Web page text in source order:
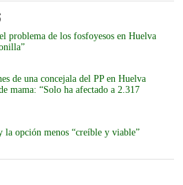
problema de los fosfoyesos en Huelva
de una concejala del PP en Huelva
mama: “Solo ha afectado a 2.317
la opción menos “creíble y viable”